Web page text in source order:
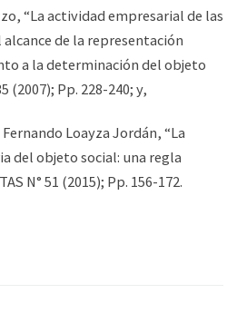
“La actividad empresarial de las
de la representación
a la determinación del objeto
(2007); Pp. 228-240; y,
Loayza Jordán, “La
del objeto social: una regla
N° 51 (2015); Pp. 156-172.